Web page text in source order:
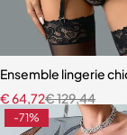
Ensemble lingerie
€129,44
€64,72
-71%